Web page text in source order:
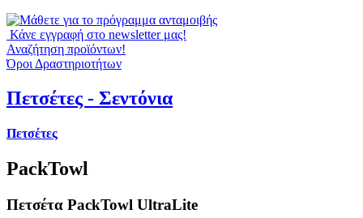
Κάνε εγγραφή στο newsletter μας!
Αναζήτηση προϊόντων!
Όροι Δραστηριοτήτων
Πετσέτες - Σεντόνια
Πετσέτες
PackTowl
Πετσέτα PackTowl UltraLite